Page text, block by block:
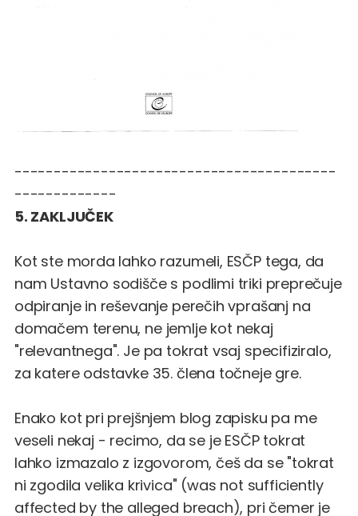
-----------------------------------------
-------------
5. ZAKLJUČEK
Kot ste morda lahko razumeli, ESČP tega, da
nam Ustavno sodišče s podlimi triki preprečuje
odpiranje in reševanje perečih vprašanj na
domačem terenu, ne jemlje kot nekaj
"relevantnega". Je pa tokrat vsaj specifiziralo,
za katere odstavke 35. člena točneje gre.
Enako kot pri prejšnjem blog zapisku pa me
veseli nekaj - recimo, da se je ESČP tokrat
lahko izmazalo z izgovorom, češ da se "tokrat
ni zgodila velika krivica" (was not sufficiently
affected by the alleged breach), pri čemer je